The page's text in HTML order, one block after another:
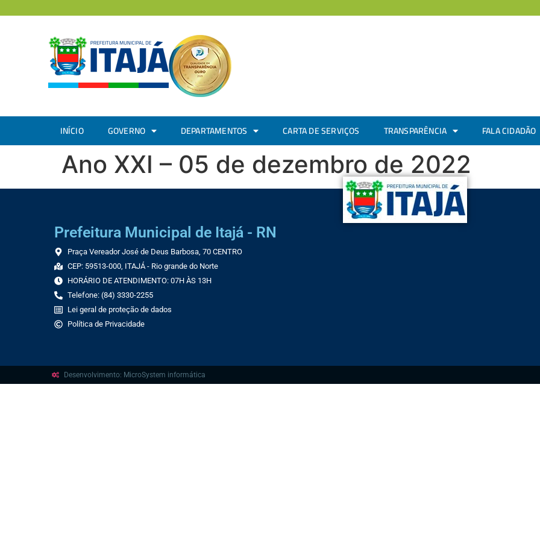
INÍCIO GOVERNO DEPARTAMENTOS CARTA DE SERVIÇOS TRANSPARÊNCIA FALA CIDADÃO
Ano XXI – 05 de dezembro de 2022
Prefeitura Municipal de Itajá - RN
Praça Vereador José de Deus Barbosa, 70 CENTRO
CEP: 59513-000, ITAJÁ - Rio grande do Norte
HORÁRIO DE ATENDIMENTO: 07H ÀS 13H
Telefone: (84) 3330-2255
Lei geral de proteção de dados
Política de Privacidade
Desenvolvimento: MicroSystem informática